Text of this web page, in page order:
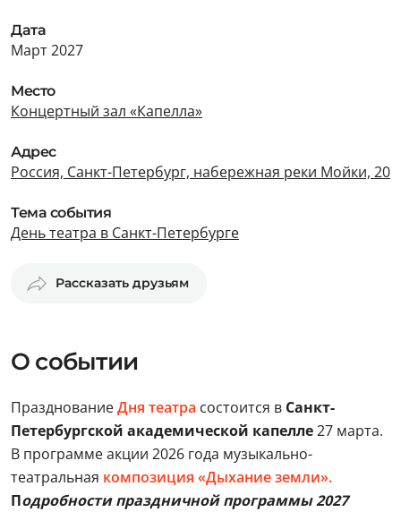
Дата
Март 2027
Место
Концертный зал «Капелла»
Адрес
Россия, Санкт-Петербург, набережная реки Мойки, 20
Тема события
День театра в Санкт-Петербурге
Рассказать друзьям
О событии
ПразднованиеДня театра состоится в Санкт-
Петербургской академической капелле27 марта.
В программе акции 2026 года музыкально-
театральная композиция «Дыхание земли».
Подробности праздничной программы 2027